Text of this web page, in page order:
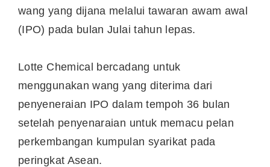
wang yang dijana melalui tawaran awam awal
(IPO) pada bulan Julai tahun lepas.
Lotte Chemical bercadang untuk
menggunakan wang yang diterima dari
penyeneraian IPO dalam tempoh 36 bulan
setelah penyenaraian untuk memacu pelan
perkembangan kumpulan syarikat pada
peringkat Asean.